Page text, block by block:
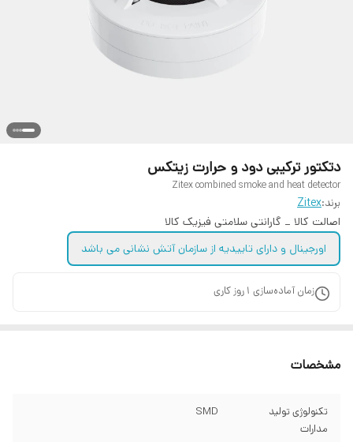
دتکتور ترکیبی دود و حرارت زیتکس
Zitex combined smoke and heat detector
برند:Zitex
اصالت کالا _ گارانتی سلامتی فیزیک کالا
اورجینال و دارای تاییدیه از سازمان آتش نشانی می باشد
زمان آماده‌سازی 1 روز کاری
مشخصات
تکنولوژی تولید
مدارات
SMD